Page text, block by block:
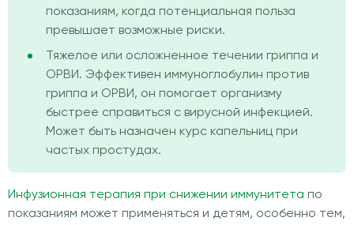
показаниям, когда потенциальная польза
превышает возможные риски.
Тяжелое или осложненное течении гриппа и
ОРВИ. Эффективен иммуноглобулин против
гриппа и ОРВИ, он помогает организму
быстрее справиться с вирусной инфекцией.
Может быть назначен курс капельниц при
частых простудах.
Инфузионная терапия при снижении иммунитета по
показаниям может применяться и детям, особенно тем,